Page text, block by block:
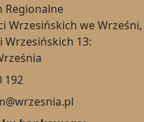
Regionalne
Wrzesińskich we Wrześni,
Wrzesińskich 13:
192